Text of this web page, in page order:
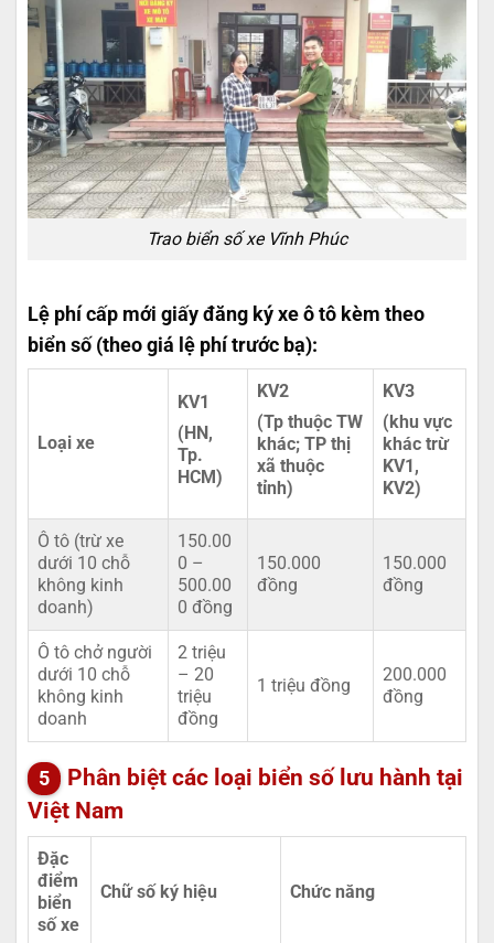
Trao biển số xe Vĩnh Phúc
Lệ phí cấp mới giấy đăng ký xe ô tô kèm theo
biển số (theo giá lệ phí trước bạ):
Loại xe
KV1
(HN,
Tp.
HCM)
KV2
(Tp thuộc TW
khác; TP thị
xã thuộc
tỉnh)
KV3
(khu vực
khác trừ
KV1,
KV2)
Ô tô (trừ xe
dưới 10 chỗ
không kinh
doanh)
150.00
0 –
500.00
0 đồng
150.000
đồng
150.000
đồng
Ô tô chở người
dưới 10 chỗ
không kinh
doanh
2 triệu
– 20
triệu
đồng
1 triệu đồng
200.000
đồng
Phân biệt các loại biển số lưu hành tại
Việt Nam
Đặc
điểm
biển
số xe
Chữ số ký hiệu Chức năng